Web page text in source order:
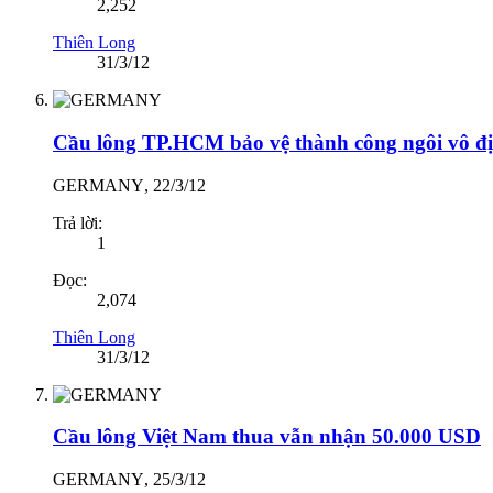
2,252
Thiên Long
31/3/12
Cầu lông TP.HCM bảo vệ thành công ngôi vô
GERMANY, 22/3/12
Trả lời:
1
Đọc:
2,074
Thiên Long
31/3/12
Cầu lông Việt Nam thua vẫn nhận 50.000 USD
GERMANY, 25/3/12